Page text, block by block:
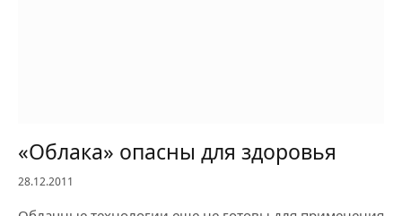
«Облака» опасны для здоровья
28.12.2011